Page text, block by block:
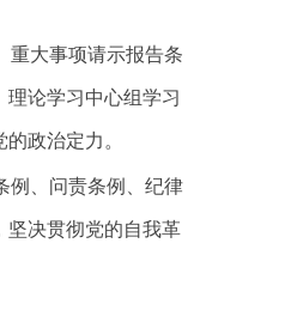
重大事项请示报告条
论学习中心组学习
政治定力。
例、问责条例、纪律
坚决贯彻党的自我革